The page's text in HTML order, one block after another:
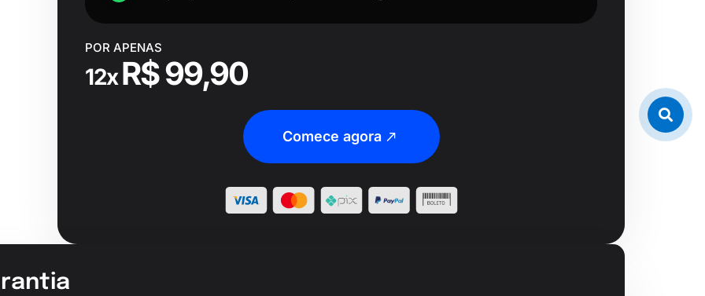
POR APENAS
12xR$ 99,90
Comece agora